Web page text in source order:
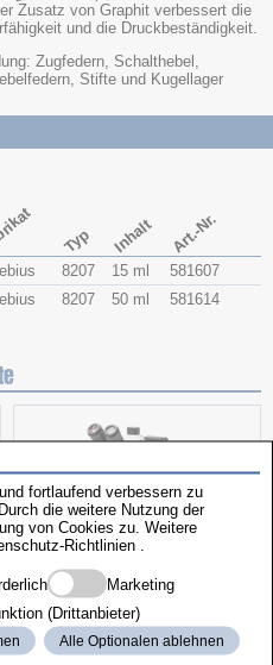
Zusatz von Graphit verbessert die
und die Druckbeständigkeit.
Zugfedern, Schalthebel,
Stifte und Kugellager
Typ Inhalt Art.-Nr.
8207 15 ml
581607
8207 50 ml 581614
Stereomikroskop
fortlaufend verbessern zu
die weitere Nutzung der
von Cookies zu. Weitere
Richtlinien
Marketing
(Drittanbieter)
Alle Optionalen ablehnen